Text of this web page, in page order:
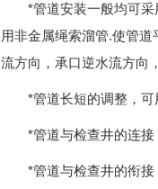
*管道安装一般均可
用非金属绳索溜管.使管
流方向，承口逆水流方向
*管道长短的调整，
*管道与检查井的连接
*管道与检查井的衔